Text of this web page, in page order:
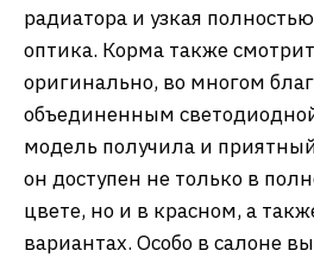
радиатора и узкая
оптика. Корма также
оригинально, во многом
объединенным
модель получила и
он доступен не только в
цвете, но и в красном, а
вариантах. Особо в салоне